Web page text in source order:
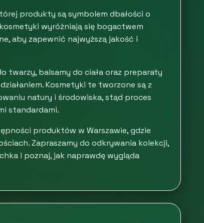
produkty są symbolem dbałości o
wyróżniają się bogactwem
aby zapewnić najwyższą jakość i
twarzy, balsamy do ciała oraz preparaty
Kosmetyki te tworzone są z
natury i środowiska, stąd proces
standardami.
produktów w Warszawie, gdzie
Zapraszamy do odkrywania kolekcji,
i poznaj, jak naprawdę wygląda